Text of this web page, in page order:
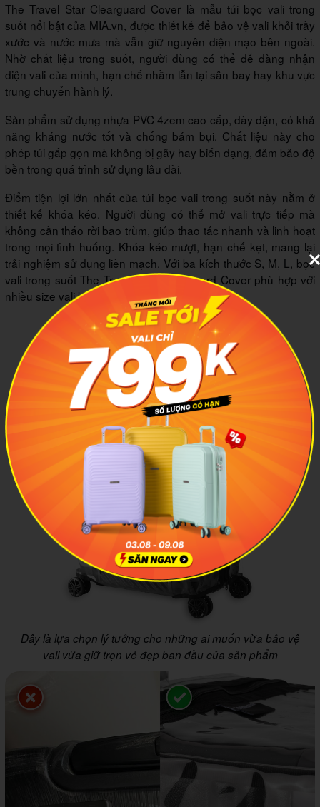
The Travel Star Clearguard Cover là mẫu túi bọc vali trong
suốt nổi bật của MIA.vn, được thiết kế để bảo vệ vali khỏi trầy
xước và nước mưa mà vẫn giữ nguyên diện mạo bên ngoài.
Nhờ chất liệu trong suốt, người dùng có thể dễ dàng nhận
diện vali của mình, hạn chế nhầm lẫn tại sân bay hay khu vực
trung chuyển hành lý.
Sản phẩm sử dụng nhựa PVC 4zem cao cấp, dày dặn, có khả
năng kháng nước tốt và chống bám bụi. Chất liệu này cho
phép túi gấp gọn mà không bị gãy hay biến dạng, đảm bảo độ
bền trong quá trình sử dụng lâu dài.
Điểm tiện lợi lớn nhất của túi bọc vali trong suốt này nằm ở
thiết kế khóa kéo. Người dùng có thể mở vali trực tiếp mà
không cần tháo rời bao trùm, giúp thao tác nhanh và linh hoạt
trong mọi tình huống. Khóa kéo mượt, hạn chế kẹt, mang lại
trải nghiệm sử dụng liền mạch. Với ba kích thước S, M, L, bọc
vali trong suốt The Travel Star Clearguard Cover phù hợp với
nhiều size vali khác nhau.
Đây là lựa chọn lý tưởng cho những ai muốn vừa bảo vệ
vali vừa giữ trọn vẻ đẹp ban đầu của sản phẩm